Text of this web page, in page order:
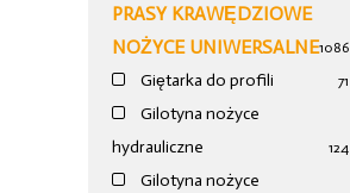
PRASY KRAWĘDZIOWE
NOŻYCE UNIWERSALNE1086
Giętarka do profili 71
Gilotyna nożyce
hydrauliczne
124
Gilotyna nożyce